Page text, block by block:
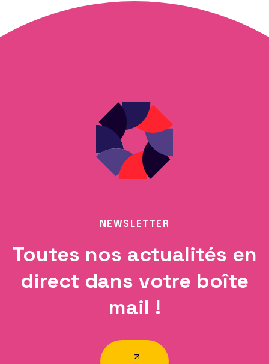
NEWSLETTER
Toutes nos actualités en
direct dans votre boîte
mail !